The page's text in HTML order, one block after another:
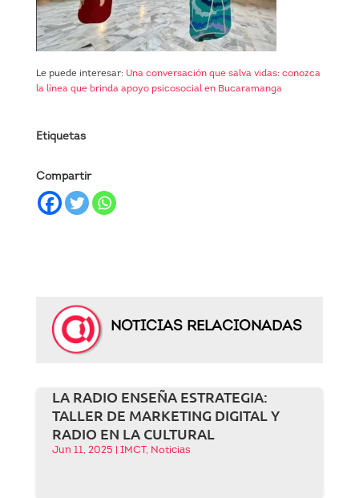
Le puede interesar: Una conversación que salva vidas: conozca
la línea que brinda apoyo psicosocial en Bucaramanga
Etiquetas
Compartir
NOTICIAS RELACIONADAS
LA RADIO ENSEÑA ESTRATEGIA:
TALLER DE MARKETING DIGITAL Y
RADIO EN LA CULTURAL
Jun 11, 2025 IMCT, Noticias